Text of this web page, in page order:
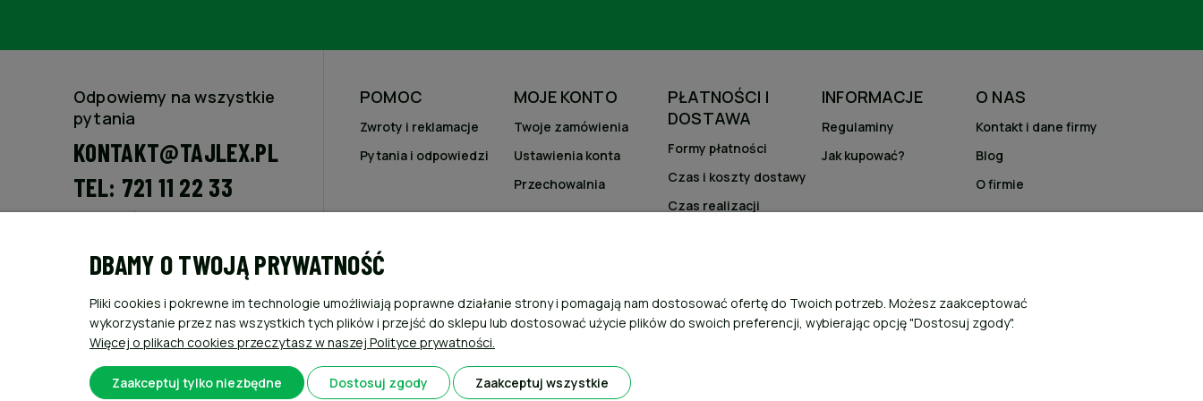
Odpowiemy na wszystkie
pytania
KONTAKT@TAJLEX.PL
TEL: 721 11 22 33
Poniedziałek - Piątek 8 - 16
Nasz adres
FHU Tajlex
Piotr Fojcik
Ul.Kościuszki 16
43-254 Krzyżowice
NIP: 638-163-60-56
POMOC
Zwroty i reklamacje
Pytania i odpowiedzi
MOJE KONTO
Twoje zamówienia
Ustawienia konta
Przechowalnia
PŁATNOŚCI I
DOSTAWA
Formy płatności
Czas i koszty dostawy
Czas realizacji
INFORMACJE
Regulaminy
Jak kupować?
O NAS
Kontakt i dane firmy
Blog
O firmie
DBAMY O TWOJĄ PRYWATNOŚĆ
Pliki cookies i pokrewne im technologie umożliwiają poprawne działanie strony i pomagają nam dostosować ofertę do Twoich potrzeb. Możesz zaakceptować
wykorzystanie przez nas wszystkich tych plików i przejść do sklepu lub dostosować użycie plików do swoich preferencji, wybierając opcję "Dostosuj zgody".
Więcej o plikach cookies przeczytasz w naszej Polityce prywatności.
Zaakceptuj tylko niezbędne Dostosuj zgody Zaakceptuj wszystkie